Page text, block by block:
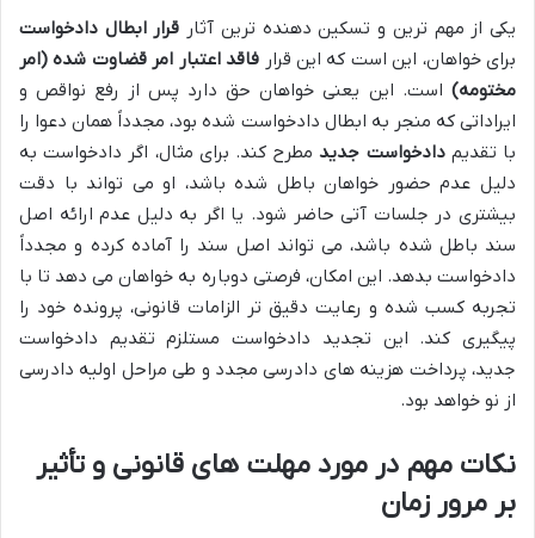
یکی از مهم ترین و تسکین دهنده ترین آثار قرار ابطال دادخواست
برای خواهان، این است که این قرار فاقد اعتبار امر قضاوت شده (امر
مختومه) است. این یعنی خواهان حق دارد پس از رفع نواقص و
ایراداتی که منجر به ابطال دادخواست شده بود، مجدداً همان دعوا را
با تقدیمدادخواست جدیدمطرح کند. برای مثال، اگر دادخواست به
دلیل عدم حضور خواهان باطل شده باشد، او می تواند با دقت
بیشتری در جلسات آتی حاضر شود. یا اگر به دلیل عدم ارائه اصل
سند باطل شده باشد، می تواند اصل سند را آماده کرده و مجدداً
دادخواست بدهد. این امکان، فرصتی دوباره به خواهان می دهد تا با
تجربه کسب شده و رعایت دقیق تر الزامات قانونی، پرونده خود را
پیگیری کند. این تجدید دادخواست مستلزم تقدیم دادخواست
جدید، پرداخت هزینه های دادرسی مجدد و طی مراحل اولیه دادرسی
از نو خواهد بود.
نکات مهم در مورد مهلت های قانونی و تأثیر
بر مرور زمان